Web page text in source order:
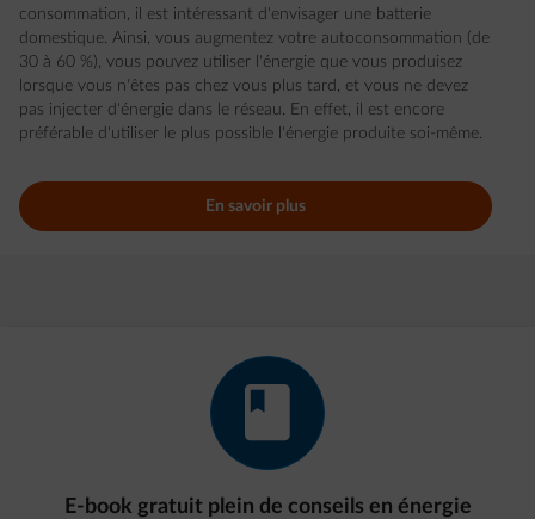
consommation, il est intéressant d'envisager une batterie
domestique. Ainsi, vous augmentez votre autoconsommation (de
30 à 60 %), vous pouvez utiliser l'énergie que vous produisez
lorsque vous n'êtes pas chez vous plus tard, et vous ne devez
pas injecter d'énergie dans le réseau. En effet, il est encore
préférable d'utiliser le plus possible l'énergie produite soi-même.
En savoir plus
impulse-e-book
E-book gratuit plein de conseils en énergie